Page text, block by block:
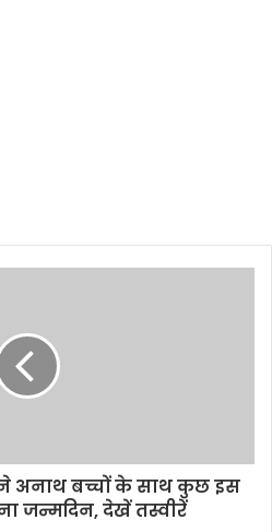
अनाथ बच्चों के साथ कुछ इस
जन्मदिन, देखें तस्वीरें